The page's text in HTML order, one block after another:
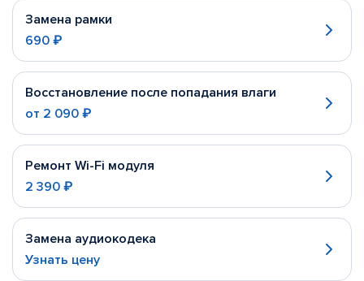
Замена рамки
690 ₽
Восстановление после попадания влаги
от 2 090 ₽
Ремонт Wi-Fi модуля
2 390 ₽
Замена аудиокодека
Узнать цену